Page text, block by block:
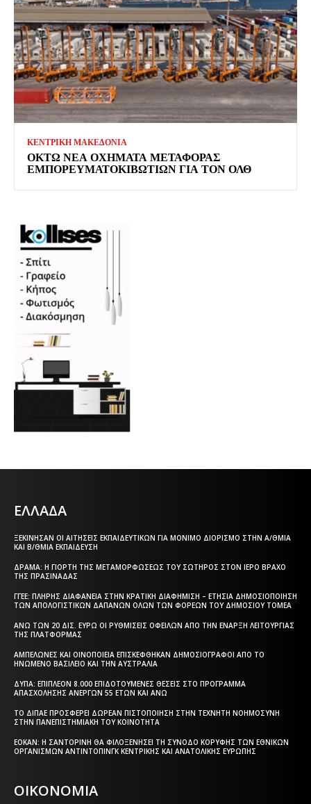
ΚΕΝΤΡΙΚΗ ΜΑΚΕΔΟΝΙΑ
ΟΚΤΏ ΝΈΑ ΟΧΉΜΑΤΑ ΜΕΤΑΦΟΡΆΣ
ΕΜΠΟΡΕΥΜΑΤΟΚΙΒΩΤΊΩΝ ΓΙΑ ΤΟΝ ΟΛΘ
ΕΛΛΑΔΑ
ΞΕΚΊΝΗΣΑΝ ΟΙ ΑΙΤΉΣΕΙΣ ΕΚΠΑΙΔΕΥΤΙΚΏΝ ΓΙΑ ΜΌΝΙΜΟ ΔΙΟΡΙΣΜΌ ΣΤΗΝ Α/ΘΜΙΑ
ΚΑΙ Β/ΘΜΙΑ ΕΚΠΑΊΔΕΥΣΗ
ΔΡΆΜΑ: Η ΓΙΟΡΤΉ ΤΗΣ ΜΕΤΑΜΟΡΦΏΣΕΩΣ ΤΟΥ ΣΩΤΉΡΟΣ ΣΤΟΝ ΙΕΡΌ ΒΡΆΧΟ
ΤΗΣ ΠΡΑΣΙΝΆΔΑΣ
ΓΓΕΕ: ΠΛΉΡΗΣ ΔΙΑΦΆΝΕΙΑ ΣΤΗΝ ΚΡΑΤΙΚΉ ΔΙΑΦΉΜΙΣΗ – EΤΉΣΙΑ ΔΗΜΟΣΙΟΠΟΊΗΣΗ
ΤΩΝ ΑΠΟΛΟΓΙΣΤΙΚΏΝ ΔΑΠΑΝΏΝ ΌΛΩΝ ΤΩΝ ΦΟΡΈΩΝ ΤΟΥ ΔΗΜΟΣΊΟΥ ΤΟΜΈΑ
ΆΝΩ ΤΩΝ 20 ΔΙΣ. ΕΥΡΏ ΟΙ ΡΥΘΜΊΣΕΙΣ ΟΦΕΙΛΏΝ ΑΠΌ ΤΗΝ ΈΝΑΡΞΗ ΛΕΙΤΟΥΡΓΊΑΣ
ΤΗΣ ΠΛΑΤΦΌΡΜΑΣ
ΑΜΠΕΛΏΝΕΣ ΚΑΙ ΟΙΝΟΠΟΙΕΊΑ ΕΠΙΣΚΈΦΘΗΚΑΝ ΔΗΜΟΣΙΟΓΡΆΦΟΙ ΑΠΌ ΤΟ
ΗΝΩΜΈΝΟ ΒΑΣΊΛΕΙΟ ΚΑΙ ΤΗΝ ΑΥΣΤΡΑΛΊΑ
ΔΥΠΑ: ΕΠΙΠΛΈΟΝ 8.000 ΕΠΙΔΟΤΟΎΜΕΝΕΣ ΘΈΣΕΙΣ ΣΤΟ ΠΡΌΓΡΑΜΜΑ
ΑΠΑΣΧΌΛΗΣΗΣ ΑΝΈΡΓΩΝ 55 ΕΤΏΝ ΚΑΙ ΆΝΩ
ΤΟ ΔΙΠΑΕ ΠΡΟΣΦΈΡΕΙ ΔΩΡΕΆΝ ΠΙΣΤΟΠΟΊΗΣΗ ΣΤΗΝ ΤΕΧΝΗΤΉ ΝΟΗΜΟΣΎΝΗ
ΣΤΗΝ ΠΑΝΕΠΙΣΤΗΜΙΑΚΉ ΤΟΥ ΚΟΙΝΌΤΗΤΑ
ΕΟΚΑΝ: Η ΣΑΝΤΟΡΊΝΗ ΘΑ ΦΙΛΟΞΕΝΉΣΕΙ ΤΗ ΣΎΝΟΔΟ ΚΟΡΥΦΉΣ ΤΩΝ ΕΘΝΙΚΏΝ
ΟΡΓΑΝΙΣΜΏΝ ΑΝΤΙΝΤΌΠΙΝΓΚ ΚΕΝΤΡΙΚΉΣ ΚΑΙ ΑΝΑΤΟΛΙΚΉΣ ΕΥΡΏΠΗΣ
ΟΙΚΟΝΟΜΙΑ